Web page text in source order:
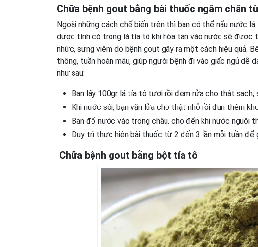
Chữa bệnh gout bằng bài thuốc ngâm chân
Ngoài những cách chế biến trên thì bạn có thể nấu nước
dược tính có trong lá tía tô khi hòa tan vào nước sẽ được
nhức, sưng viêm do bệnh gout gây ra một cách hiệu quả.
thông, tuần hoàn máu, giúp người bệnh đi vào giấc ngủ
như sau:
Bạn lấy 100gr lá tía tô tươi rồi đem rửa cho thật
Khi nước sôi, bạn vặn lửa cho thật nhỏ rồi đun thêm
Bạn đổ nước vào trong chậu, cho đến khi nước nguội
Duy trì thực hiện bài thuốc từ 2 đến 3 lần mỗi tuần để
Chữa bệnh gout bằng bột tía tô